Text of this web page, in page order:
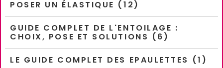
POSER UN ÉLASTIQUE (12)
GUIDE COMPLET DE L'ENTOILAGE :
CHOIX, POSE ET SOLUTIONS (6)
LE GUIDE COMPLET DES EPAULETTES (1)